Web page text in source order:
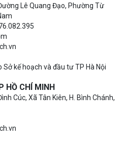
Lê Quang Đạo, Phường Từ
kế hoạch và đầu tư TP Hà Nội
HỒ CHÍ MINH
Cúc, Xã Tân Kiên, H. Bình Chánh,